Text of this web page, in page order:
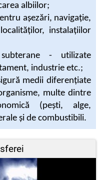
albiilor;
așezări, navigație,
instalațiilor
- utilizate
industrie etc.;
medii diferențiate
multe dintre
(pești, alge,
și de combustibili.